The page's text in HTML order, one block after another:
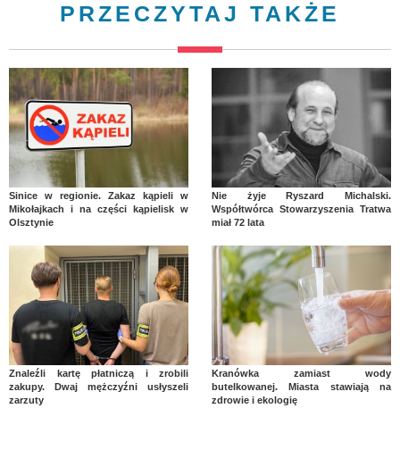
PRZECZYTAJ TAKŻE
Sinice w regionie. Zakaz kąpieli w
Mikołajkach i na części kąpielisk w
Olsztynie
Nie żyje Ryszard Michalski.
Współtwórca Stowarzyszenia Tratwa
miał 72 lata
Znaleźli kartę płatniczą i zrobili
zakupy. Dwaj mężczyźni usłyszeli
zarzuty
Kranówka zamiast wody
butelkowanej. Miasta stawiają na
zdrowie i ekologię